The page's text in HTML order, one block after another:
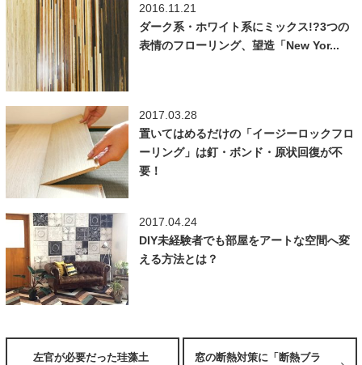
2016.11.21
ダーク系・ホワイト系にミックス!?3つの
表情のフローリング、望造「New Yor...
2017.03.28
置いてはめるだけの「イージーロックフロ
ーリング」は釘・ボンド・原状回復が不
要！
2017.04.24
DIY未経験者でも部屋をアートな空間へ変
える方法とは？
左官が必要だった珪藻土
窓の断熱対策に「断熱ブラ